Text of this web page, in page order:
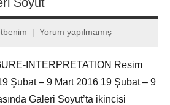
Yorum yapılmamış
INTERPRETATION Resim
Şubat – 9 Mart 2016 19 Şubat – 9
Galeri Soyut’ta ikincisi